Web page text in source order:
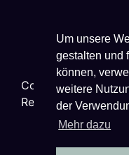
Um unsere
gestalten und
können,
weitere
der
Mehr dazu
Copyright © 2026
Reserved.